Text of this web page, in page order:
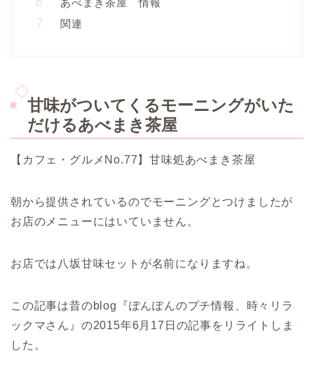
関連
甘味がついてくるモーニングがいた
だけるあべまき茶屋
【カフェ・グルメNo.77】甘味処あべまき茶屋
朝から提供されているのでモーニングとつけましたが
お店のメニューにはいていません。
お店では八坂甘味セットが名前になりますね。
この記事は昔のblog『ぽんぽんのプチ情報、時々リラ
ックマさん』の2015年6月17日の記事をリライトしま
した。